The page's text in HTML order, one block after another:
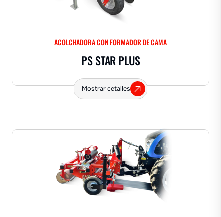
ACOLCHADORA CON FORMADOR DE CAMA
PS STAR PLUS
Mostrar detalles